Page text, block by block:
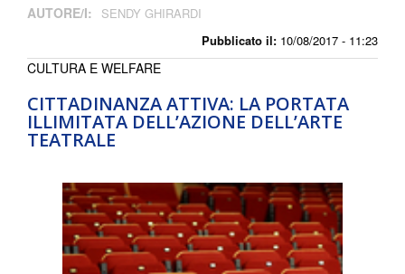
Pubblicato il: 10/08/2017 - 11:23
AUTORE/I: SENDY GHIRARDI
CITTADINANZA ATTIVA: LA PORTATA
ILLIMITATA DELL’AZIONE DELL’ARTE
TEATRALE
CULTURA E WELFARE